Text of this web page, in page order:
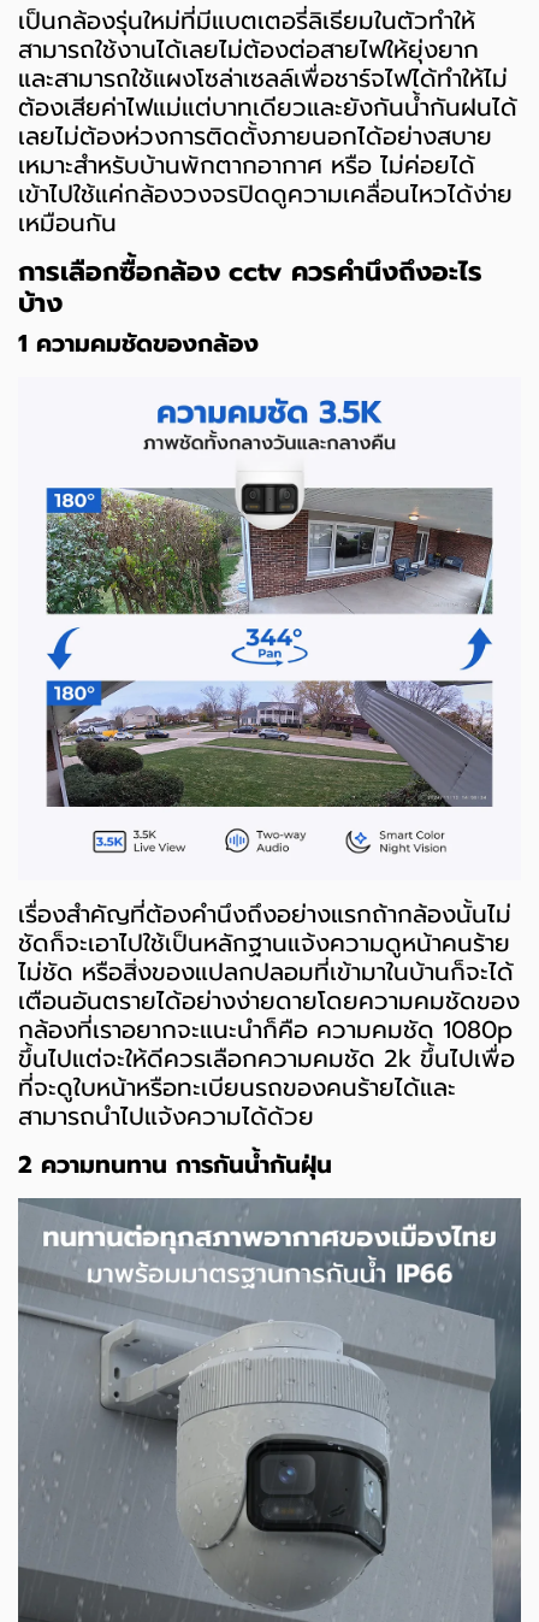
เป็นกล้องรุ่นใหม่ที่มีแบตเตอรี่ลิเธียมในตัวทำให้
สามารถใช้งานได้เลยไม่ต้องต่อสายไฟให้ยุ่งยาก
และสามารถใช้แผงโซล่าเซลล์เพื่อชาร์จไฟได้ทำให้ไม่
ต้องเสียค่าไฟแม่แต่บาทเดียวและยังกันน้ำกันฝนได้
เลยไม่ต้องห่วงการติดตั้งภายนอกได้อย่างสบาย
เหมาะสำหรับบ้านพักตากอากาศ หรือ ไม่ค่อยได้
เข้าไปใช้แค่กล้องวงจรปิดดูความเคลื่อนไหวได้ง่าย
เหมือนกัน
การเลือกซื้อกล้อง cctv ควรคำนึงถึงอะไร
บ้าง
1 ความคมชัดของกล้อง
เรื่องสำคัญที่ต้องคำนึงถึงอย่างแรกถ้ากล้องนั้นไม่
ชัดก็จะเอาไปใช้เป็นหลักฐานแจ้งความดูหน้าคนร้าย
ไม่ชัด หรือสิ่งของแปลกปลอมที่เข้ามาในบ้านก็จะได้
เตือนอันตรายได้อย่างง่ายดายโดยความคมชัดของ
กล้องที่เราอยากจะแนะนำก็คือ ความคมชัด 1080p
ขึ้นไปแต่จะให้ดีควรเลือกความคมชัด 2k ขึ้นไปเพื่อ
ที่จะดูใบหน้าหรือทะเบียนรถของคนร้ายได้และ
สามารถนำไปแจ้งความได้ด้วย
2 ความทนทาน การกันน้ำกันฝุ่น